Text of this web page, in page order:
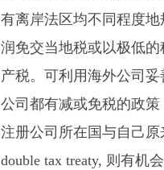
有离岸法区均不同程度
润免交当地税或以极低
产税。可利用海外公司
公司都有减或免税的政
注册公司所在国与自己
double tax treaty, 则有机